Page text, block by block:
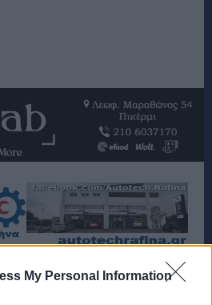
My Personal Information